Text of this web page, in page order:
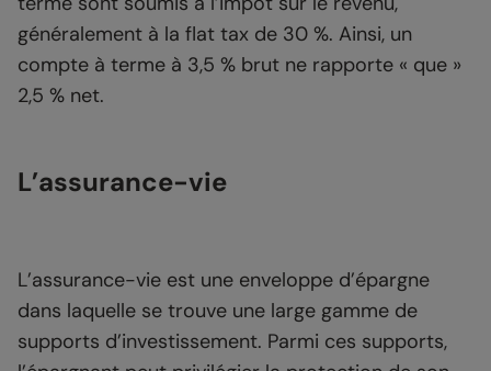
généralement à la flat tax de 30 %. Ainsi, un
compte à terme à 3,5 % brut ne rapporte « que »
2,5 % net.
L’assurance-vie
L’assurance-vie est une enveloppe d’épargne
dans laquelle se trouve une large gamme de
supports d’investissement. Parmi ces supports,